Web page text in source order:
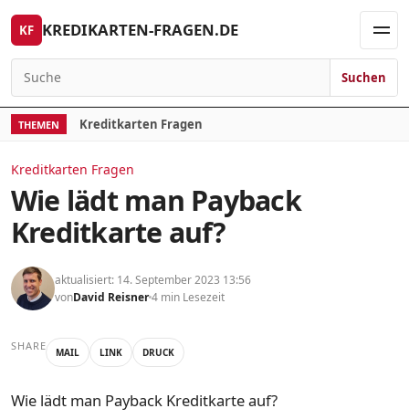
Skip to content
KF KREDIKARTEN-FRAGEN.DE
Search for:
Suchen
THEMEN Kreditkarten Fragen
Kreditkarten Fragen
Wie lädt man Payback
Kreditkarte auf?
aktualisiert: 14. September 2023 13:56
vonDavid Reisner4 min Lesezeit
SHARE MAIL LINK DRUCK
Wie lädt man Payback Kreditkarte auf?